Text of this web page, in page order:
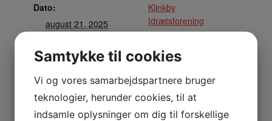
Dato:
august 21, 2025
18:00 - 18:50
STED
Multisalen
Klinkby
Idrætsforening
Samtykke til cookies
Vi og vores samarbejdspartnere bruger
teknologier, herunder cookies, til at
indsamle oplysninger om dig til forskellige